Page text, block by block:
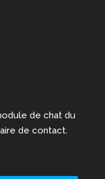
de chat du
de contact.